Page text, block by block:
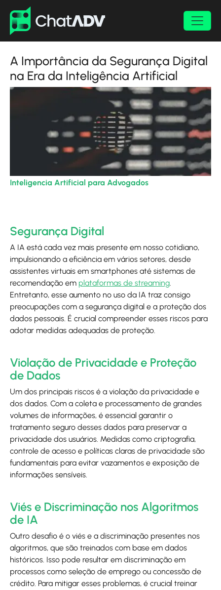
Inteligencia Artificial para Advogados
A Importância da Segurança Digital
na Era da Inteligência Artificial
Segurança Digital
A IA está cada vez mais presente em nosso cotidiano,
impulsionando a eficiência em vários setores, desde
assistentes virtuais em smartphones até sistemas de
recomendação em plataformas de streaming.
Entretanto, esse aumento no uso da IA traz consigo
preocupações com a segurança digital e a proteção dos
dados pessoais. É crucial compreender esses riscos para
adotar medidas adequadas de proteção.
Violação de Privacidade e Proteção
de Dados
Um dos principais riscos é a violação da privacidade e
dos dados. Com a coleta e processamento de grandes
volumes de informações, é essencial garantir o
tratamento seguro desses dados para preservar a
privacidade dos usuários. Medidas como criptografia,
controle de acesso e políticas claras de privacidade são
fundamentais para evitar vazamentos e exposição de
informações sensíveis.
Viés e Discriminação nos Algoritmos
de IA
Outro desafio é o viés e a discriminação presentes nos
algoritmos, que são treinados com base em dados
históricos. Isso pode resultar em discriminação em
processos como seleção de emprego ou concessão de
crédito. Para mitigar esses problemas, é crucial treinar